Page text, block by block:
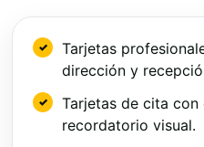
Tarjetas
dirección y
Tarjetas de cita
recordatorio visual.